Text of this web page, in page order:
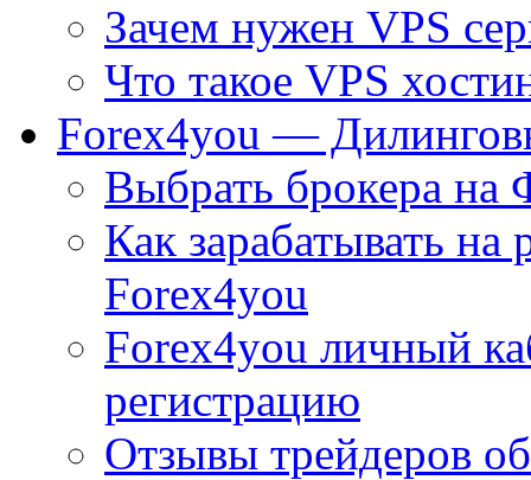
Зачем нужен VPS
Что такое VPS
Forex4you —
Выбрать брокера
Как зарабатывать
Forex4you
Forex4you личный
регистрацию
Отзывы трейдеров